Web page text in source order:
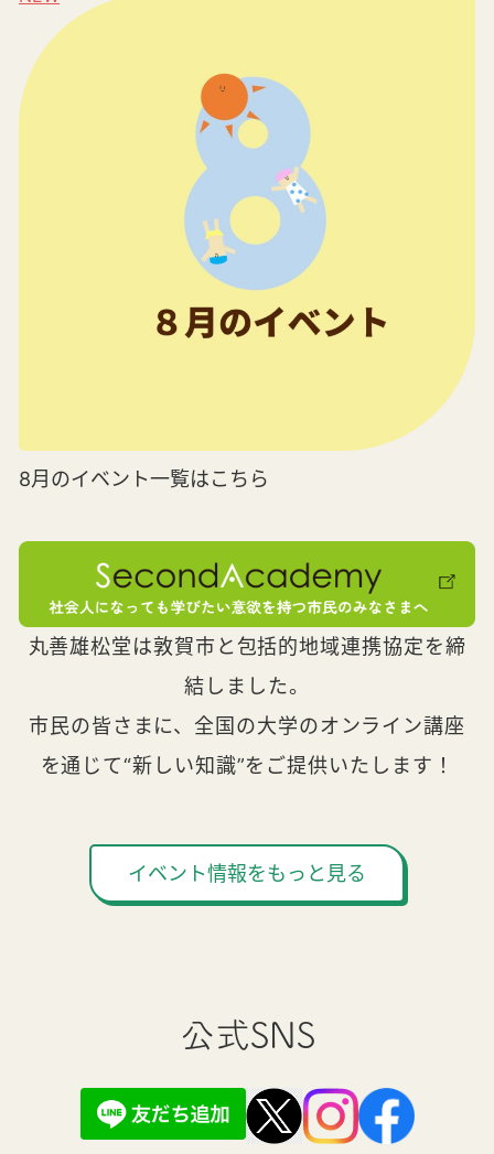
8月のイベント一覧はこちら
丸善雄松堂は敦賀市と包括的地域連携協定を締
結しました。
市民の皆さまに、全国の大学のオンライン講座
を通じて“新しい知識”をご提供いたします！
イベント情報をもっと見る
公式SNS